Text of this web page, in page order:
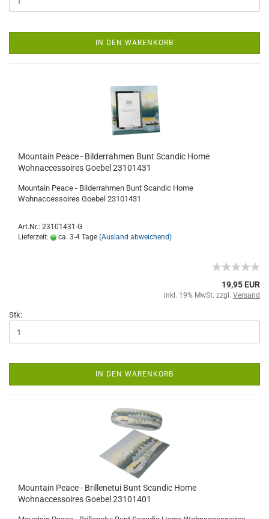
IN DEN WARENKORB
Mountain Peace - Bilderrahmen Bunt Scandic Home
Wohnaccessoires Goebel 23101431
Mountain Peace - Bilderrahmen Bunt Scandic Home
Wohnaccessoires Goebel 23101431
Art.Nr.: 23101431-G
Lieferzeit:
ca. 3-4 Tage (Ausland abweichend)
19,95 EUR
inkl. 19% MwSt. zzgl. Versand
Stk:
IN DEN WARENKORB
Mountain Peace - Brillenetui Bunt Scandic Home
Wohnaccessoires Goebel 23101401